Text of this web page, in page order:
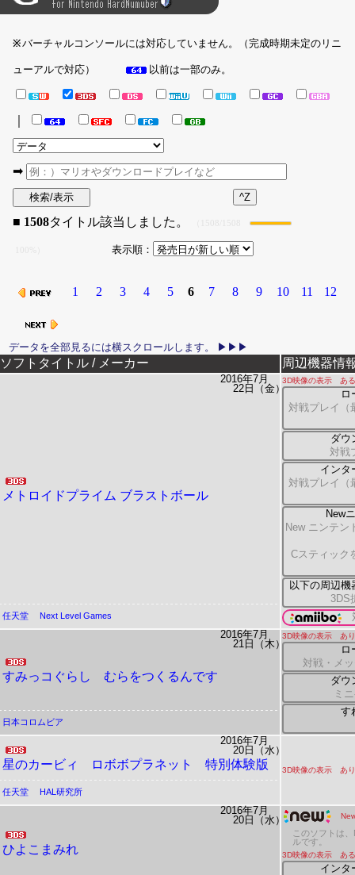
※バーチャルコンソールには対応していません。（完成時期未定のリニ
ューアルで対応） 以前は一部のみ。
➡
■ 1508タイトル該当しました。
表示順：
1 2 3 4 5 6 7 8 9 10 11 12
リース日
ソフトタイトル / メーカー 周辺機器情
2016年7月
22日（金）
メトロイドプライム ブラストボール
3D映像の表示 あ
ロ
対戦プレイ（
ダウ
対戦
インタ
対戦プレイ（
New
New ニンテン
Cスティック
以下の周辺
3DS
任天堂 Next Level Games
2016年7月
21日（木）
すみっコぐらし むらをつくるんです
3D映像の表示 あり
ロ
対戦・メ
ダウ
ミ
す
日本コロムビア
2016年7月
20日（水）
星のカービィ ロボボプラネット 特別体験版 3D映像の表示 あり
任天堂 HAL研究所
2016年7月
20日（水）
ひよこまみれ
このソフトは、
ルです。
3D映像の表示 あ
インタ